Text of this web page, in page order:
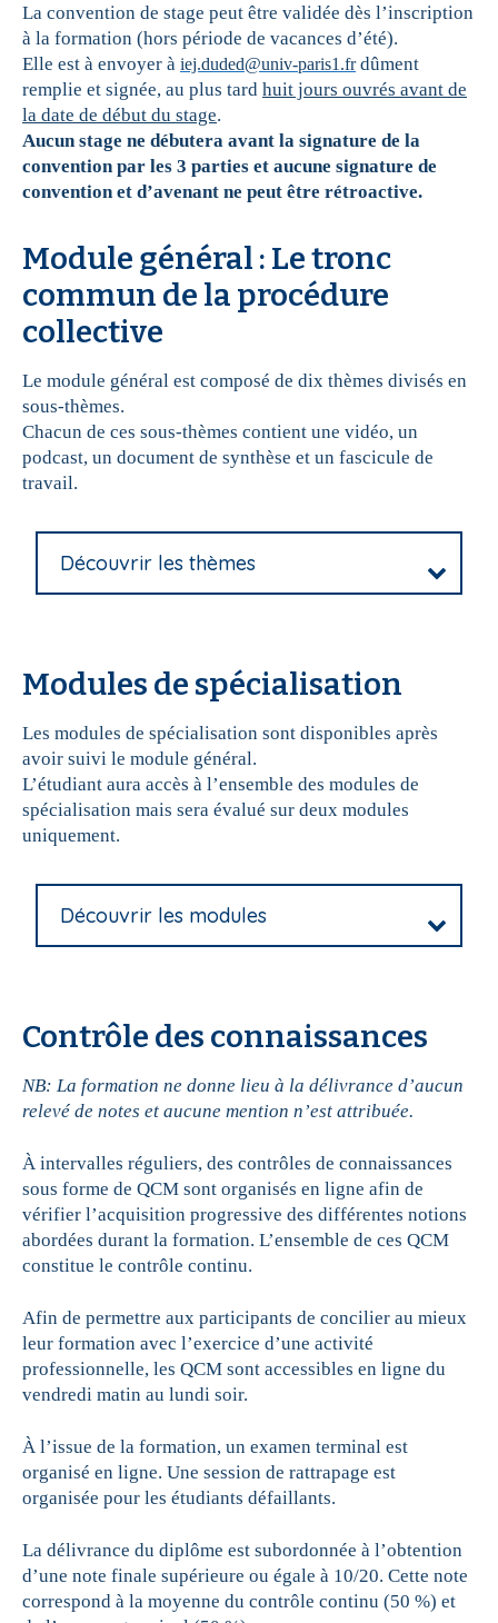
La convention de stage peut être validée dès l’inscription
à la formation (hors période de vacances d’été).
Elle est à envoyer à iej.duded@univ-paris1.frdûment
remplie et signée, au plus tard huit jours ouvrés avant de
la date de début du stage.
Aucun stage ne débutera avant la signature de la
convention par les 3 parties et aucune signature de
convention et d’avenant ne peut être rétroactive.
Module général : Le tronc
commun de la procédure
collective
Le module général est composé de dix thèmes divisés en
sous-thèmes.
Chacun de ces sous-thèmes contient une vidéo, un
podcast, un document de synthèse et un fascicule de
travail.
Découvrir les thèmes
Modules de spécialisation
Les modules de spécialisation sont disponibles après
avoir suivi le module général.
L’étudiant aura accès à l’ensemble des modules de
spécialisation mais sera évalué sur deux modules
uniquement.
Découvrir les modules
Contrôle des connaissances
NB: La formation ne donne lieu à la délivrance d’aucun
relevé de notes et aucune mention n’est attribuée.
À intervalles réguliers, des contrôles de connaissances
sous forme de QCM sont organisés en ligne afin de
vérifier l’acquisition progressive des différentes notions
abordées durant la formation. L’ensemble de ces QCM
constitue le contrôle continu.
Afin de permettre aux participants de concilier au mieux
leur formation avec l’exercice d’une activité
professionnelle, les QCM sont accessibles en ligne du
vendredi matin au lundi soir.
À l’issue de la formation, un examen terminal est
organisé en ligne. Une session de rattrapage est
organisée pour les étudiants défaillants.
La délivrance du diplôme est subordonnée à l’obtention
d’une note finale supérieure ou égale à 10/20. Cette note
correspond à la moyenne du contrôle continu (50 %) et